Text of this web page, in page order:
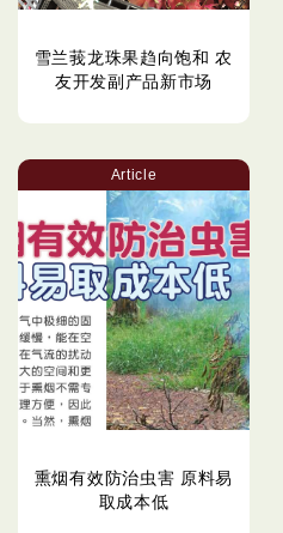
雪兰莪龙珠果趋向饱和 农
友开发副产品新市场
Article
熏烟有效防治虫害 原料易
取成本低